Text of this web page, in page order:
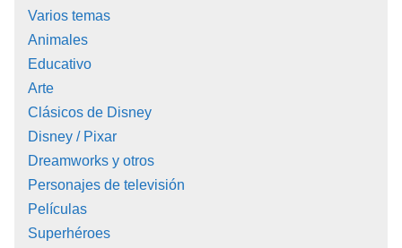
Varios temas
Animales
Educativo
Arte
Clásicos de Disney
Disney / Pixar
Dreamworks y otros
Personajes de televisión
Películas
Superhéroes